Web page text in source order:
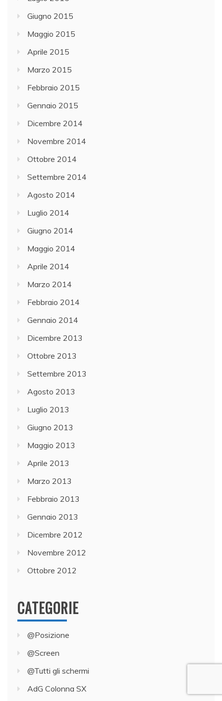
Giugno 2015
Maggio 2015
Aprile 2015
Marzo 2015
Febbraio 2015
Gennaio 2015
Dicembre 2014
Novembre 2014
Ottobre 2014
Settembre 2014
Agosto 2014
Luglio 2014
Giugno 2014
Maggio 2014
Aprile 2014
Marzo 2014
Febbraio 2014
Gennaio 2014
Dicembre 2013
Ottobre 2013
Settembre 2013
Agosto 2013
Luglio 2013
Giugno 2013
Maggio 2013
Aprile 2013
Marzo 2013
Febbraio 2013
Gennaio 2013
Dicembre 2012
Novembre 2012
Ottobre 2012
CATEGORIE
@Posizione
@Screen
@Tutti gli schermi
AdG Colonna SX